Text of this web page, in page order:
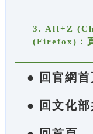
3. Alt+Z
(Firefox)：
● 回官網首
● 回文化